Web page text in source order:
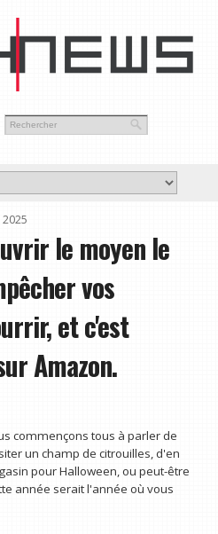
le moyen le
vos
et c'est
Amazon.
commençons tous à parler de
un champ de citrouilles, d'en
pour Halloween, ou peut-être
année serait l'année où vous